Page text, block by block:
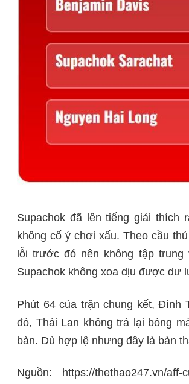
Supachok đã lên tiếng giải thích
không cố ý chơi xấu. Theo cầu
lỗi trước đó nên không tập
Supachok không xoa dịu được dư
Phút 64 của trận chung kết, Đình
đó, Thái Lan không trả lại bóng
bàn. Dù hợp lệ nhưng đây là bàn
Nguồn: https://thethao247.vn/aff-